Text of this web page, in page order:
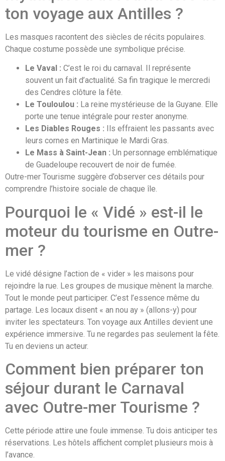
ton voyage aux Antilles ?
Les masques racontent des siècles de récits populaires.
Chaque costume possède une symbolique précise.
Le Vaval : C’est le roi du carnaval. Il représente
souvent un fait d’actualité. Sa fin tragique le mercredi
des Cendres clôture la fête.
Le Touloulou : La reine mystérieuse de la Guyane. Elle
porte une tenue intégrale pour rester anonyme.
Les Diables Rouges : Ils effraient les passants avec
leurs cornes en Martinique le Mardi Gras.
Le Mass à Saint-Jean : Un personnage emblématique
de Guadeloupe recouvert de noir de fumée.
Outre-mer Tourisme suggère d’observer ces détails pour
comprendre l’histoire sociale de chaque île.
Pourquoi le « Vidé » est-il le
moteur du tourisme en Outre-
mer ?
Le vidé désigne l’action de « vider » les maisons pour
rejoindre la rue. Les groupes de musique mènent la marche.
Tout le monde peut participer. C’est l’essence même du
partage. Les locaux disent « an nou ay » (allons-y) pour
inviter les spectateurs. Ton voyage aux Antilles devient une
expérience immersive. Tu ne regardes pas seulement la fête.
Tu en deviens un acteur.
Comment bien préparer ton
séjour durant le Carnaval
avec Outre-mer Tourisme ?
Cette période attire une foule immense. Tu dois anticiper tes
réservations. Les hôtels affichent complet plusieurs mois à
l’avance.